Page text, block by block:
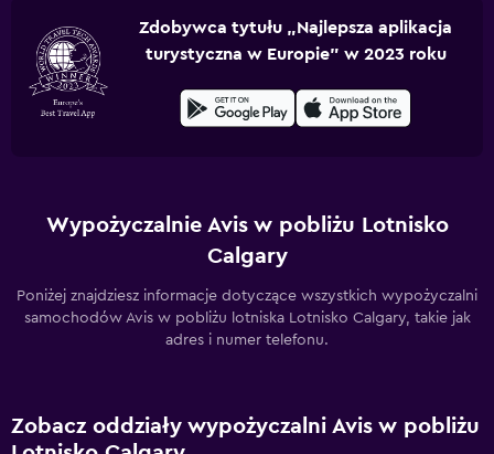
Zdobywca tytułu „Najlepsza aplikacja
turystyczna w Europie” w 2023 roku
Wypożyczalnie Avis w pobliżu Lotnisko
Calgary
Poniżej znajdziesz informacje dotyczące wszystkich wypożyczalni
samochodów Avis w pobliżu lotniska Lotnisko Calgary, takie jak
adres i numer telefonu.
Zobacz oddziały wypożyczalni Avis w pobliżu